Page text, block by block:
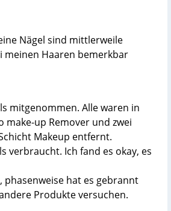
Nägel sind mittlerweile
meinen Haaren bemerkbar
mitgenommen. Alle waren in
make-up Remover und zwei
Makeup entfernt.
verbraucht. Ich fand es okay, es
phasenweise hat es gebrannt
Produkte versuchen.